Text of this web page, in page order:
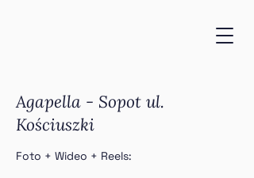
Agapella - Sopot ul.
Kościuszki
Foto + Wideo + Reels: